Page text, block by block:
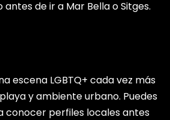
de ir a Mar Bella o Sitges.
escena LGBTQ+ cada vez más
y ambiente urbano. Puedes
conocer perfiles locales antes